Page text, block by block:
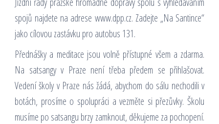
spojů najdete na adrese www.dpp.cz. Zadejte „Na Santince“
jako cílovou zastávku pro autobus 131.
Přednášky a meditace jsou volně přístupné všem a zdarma.
Na satsangy v Praze není třeba předem se přihlašovat.
Vedení školy v Praze nás žádá, abychom do sálu nechodili v
botách, prosíme o spolupráci a vezměte si přezůvky. Školu
musíme po satsangu brzy zamknout, děkujeme za pochopení.